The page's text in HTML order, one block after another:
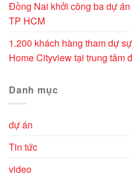
Đồng Nai khởi công ba dự
TP HCM
1.200 khách hàng tham dự
Home Cityview tại trung tâm
Danh mục
dự án
Tin tức
video